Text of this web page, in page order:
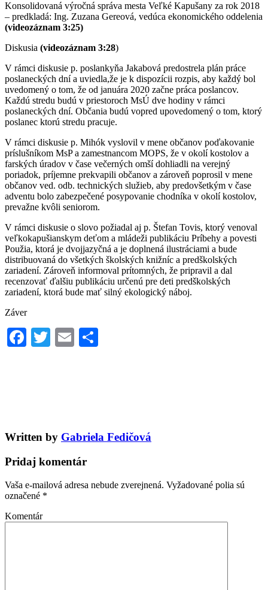
Konsolidovaná výročná správa mesta Veľké Kapušany za rok 2018
– predkladá: Ing. Zuzana Gereová, vedúca ekonomického oddelenia
(videozáznam 3:25)
Diskusia (videozáznam 3:28)
V rámci diskusie p. poslankyňa Jakabová predostrela plán práce
poslaneckých dní a uviedla,že je k dispozícii rozpis, aby každý bol
uvedomený o tom, že od januára 2020 začne práca poslancov.
Každú stredu budú v priestoroch MsÚ dve hodiny v rámci
poslaneckých dní. Občania budú vopred upovedomený o tom, ktorý
poslanec ktorú stredu pracuje.
V rámci diskusie p. Mihók vyslovil v mene občanov poďakovanie
príslušníkom MsP a zamestnancom MOPS, že v okolí kostolov a
farských úradov v čase večerných omší dohliadli na verejný
poriadok, príjemne prekvapili občanov a zároveň poprosil v mene
občanov ved. odb. technických služieb, aby predovšetkým v čase
adventu bolo zabezpečené posypovanie chodníka v okolí kostolov,
prevažne kvôli seniorom.
V rámci diskusie o slovo požiadal aj p. Štefan Tovis, ktorý venoval
veľkokapušianskym deťom a mládeži publikáciu Príbehy a povesti
Použia, ktorá je dvojjazyčná a je doplnená ilustráciami a bude
distribuovaná do všetkých školských knižníc a predškolských
zariadení. Zároveň informoval prítomných, že pripravil a dal
recenzovať ďalšiu publikáciu určenú pre deti predškolských
zariadení, ktorá bude mať silný ekologický náboj.
Záver
Facebook
TwitterEmail
Written by Gabriela Fedičová
Pridaj komentár
Vaša e-mailová adresa nebude zverejnená. Vyžadované polia sú
označené *
Komentár